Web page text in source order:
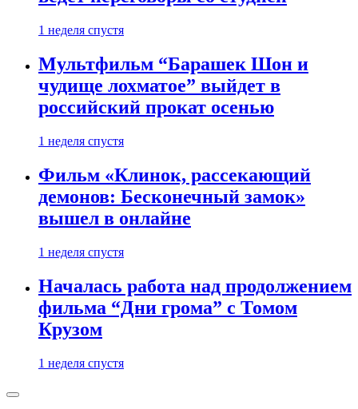
1 неделя спустя
Мультфильм “Барашек Шон и
чудище лохматое” выйдет в
российский прокат осенью
1 неделя спустя
Фильм «Клинок, рассекающий
демонов: Бесконечный замок»
вышел в онлайне
1 неделя спустя
Началась работа над продолжением
фильма “Дни грома” с Томом
Крузом
1 неделя спустя